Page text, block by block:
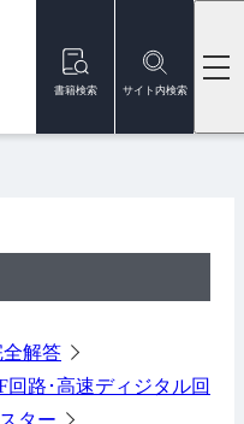
書籍検索 サイト内検索
全解答
路･高速ディジタル回
ター